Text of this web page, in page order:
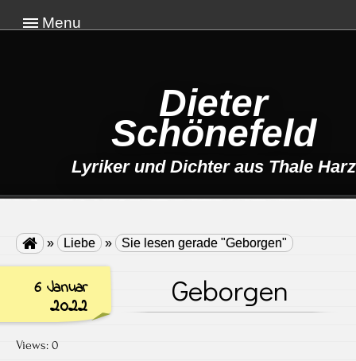
Menu
Dieter
Schönefeld
Lyriker und Dichter aus Thale Harz
 » Liebe » Sie lesen gerade "Geborgen"
6 Januar
2022 Geborgen
Views: 0